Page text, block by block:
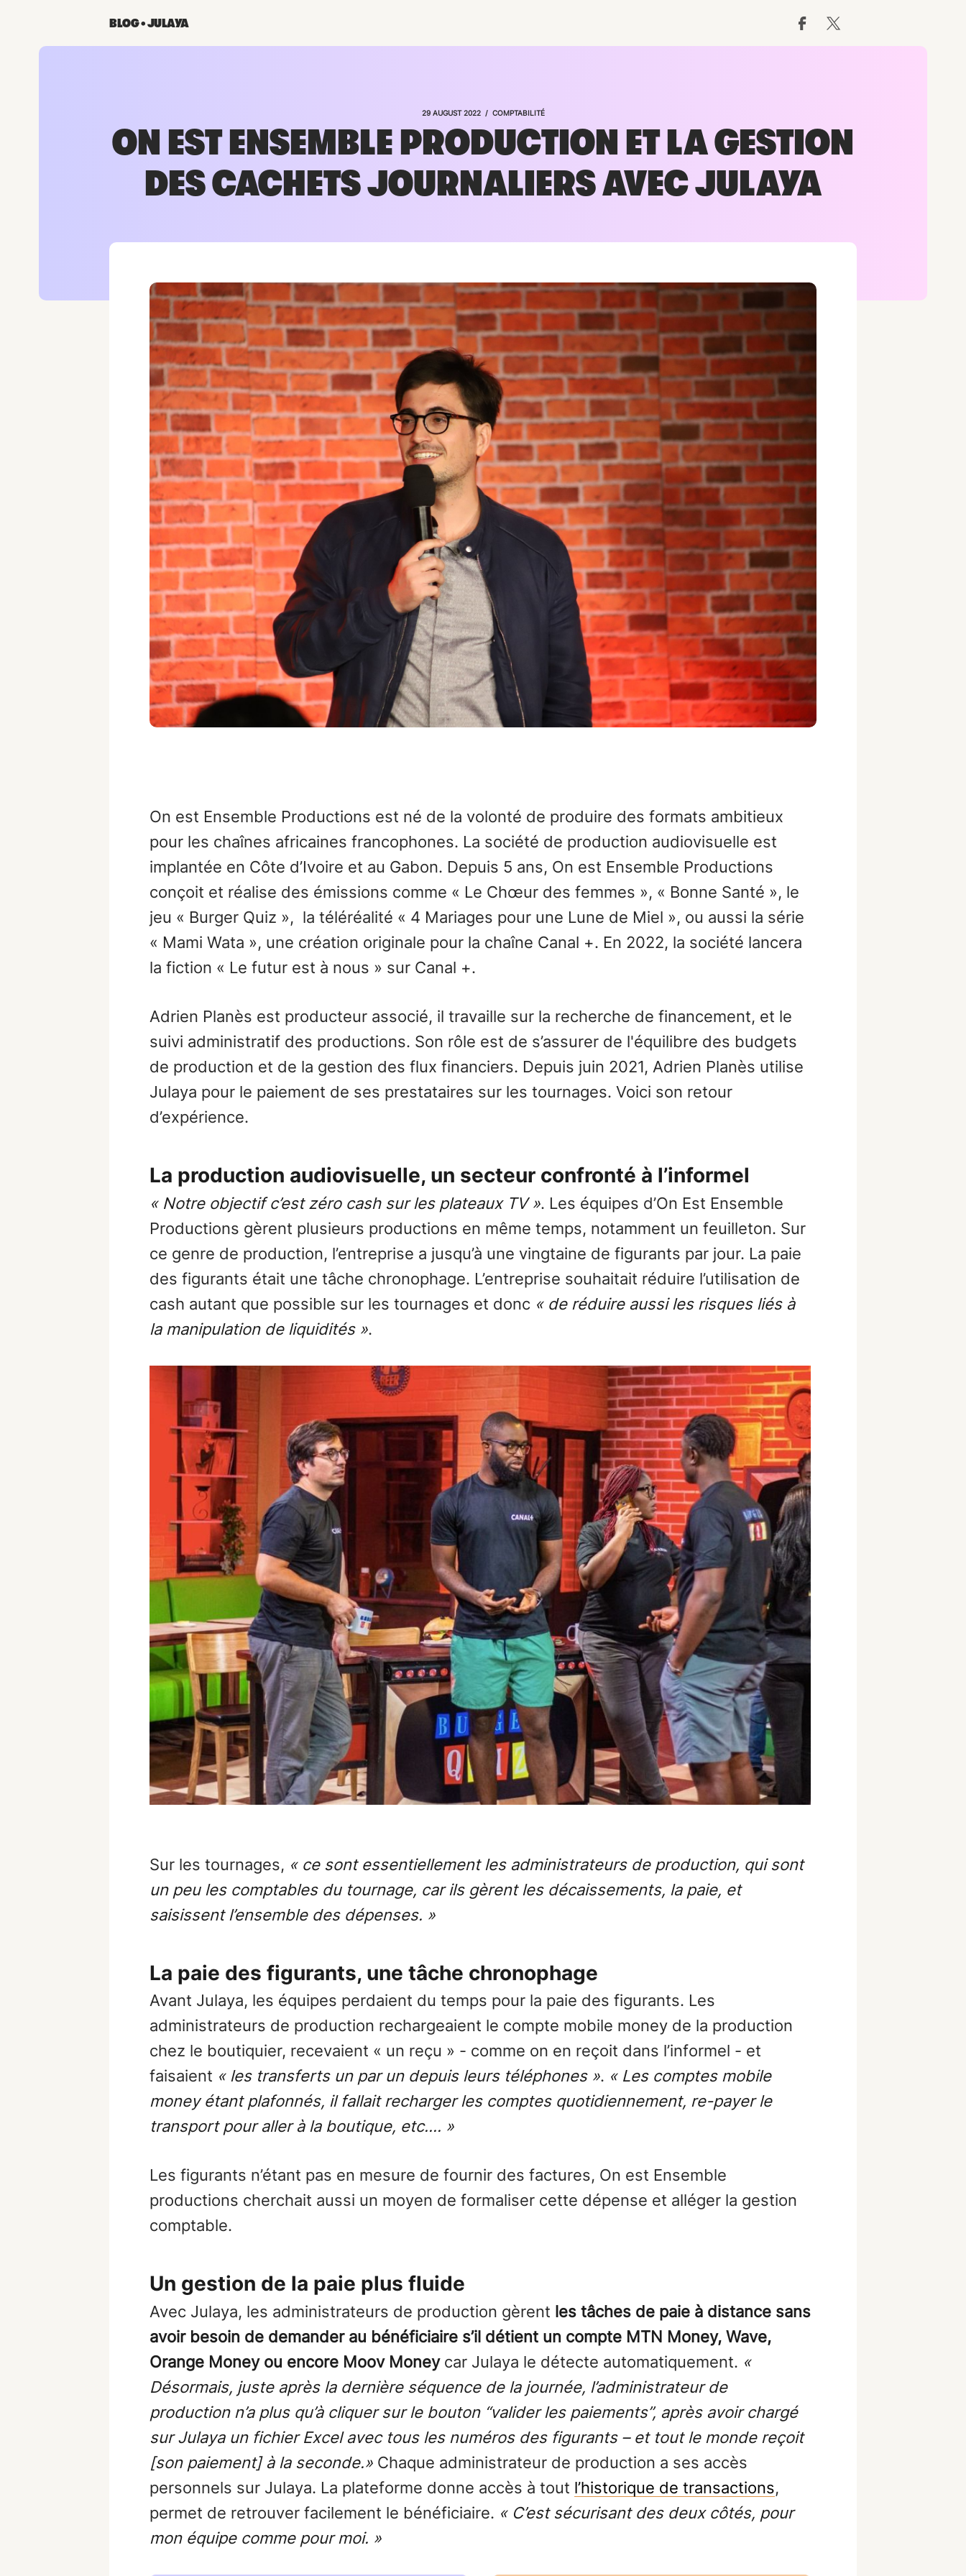
BLOG • JULAYA
29 AUGUST 2022 / COMPTABILITÉ
ON EST ENSEMBLE PRODUCTION ET LA GESTION
DES CACHETS JOURNALIERS AVEC JULAYA
On est Ensemble Productions est né de la volonté de produire des formats ambitieux
pour les chaînes africaines francophones. La société de production audiovisuelle est
implantée en Côte d’Ivoire et au Gabon. Depuis 5 ans, On est Ensemble Productions
conçoit et réalise des émissions comme « Le Chœur des femmes », « Bonne Santé », le
jeu « Burger Quiz », la téléréalité « 4 Mariages pour une Lune de Miel », ou aussi la série
« Mami Wata », une création originale pour la chaîne Canal +. En 2022, la société lancera
la fiction « Le futur est à nous » sur Canal +.
Adrien Planès est producteur associé, il travaille sur la recherche de financement, et le
suivi administratif des productions. Son rôle est de s’assurer de l'équilibre des budgets
de production et de la gestion des flux financiers. Depuis juin 2021, Adrien Planès utilise
Julaya pour le paiement de ses prestataires sur les tournages. Voici son retour
d’expérience.
La production audiovisuelle, un secteur confronté à l’informel
« Notre objectif c’est zéro cash sur les plateaux TV ». Les équipes d’On Est Ensemble
Productions gèrent plusieurs productions en même temps, notamment un feuilleton. Sur
ce genre de production, l’entreprise a jusqu’à une vingtaine de figurants par jour. La paie
des figurants était une tâche chronophage. L’entreprise souhaitait réduire l’utilisation de
cash autant que possible sur les tournages et donc « de réduire aussi les risques liés à
la manipulation de liquidités ».
Sur les tournages, « ce sont essentiellement les administrateurs de production, qui sont
un peu les comptables du tournage, car ils gèrent les décaissements, la paie, et
saisissent l’ensemble des dépenses. »
La paie des figurants, une tâche chronophage
Avant Julaya, les équipes perdaient du temps pour la paie des figurants. Les
administrateurs de production rechargeaient le compte mobile money de la production
chez le boutiquier, recevaient « un reçu » - comme on en reçoit dans l’informel - et
faisaient « les transferts un par un depuis leurs téléphones ». « Les comptes mobile
money étant plafonnés, il fallait recharger les comptes quotidiennement, re-payer le
transport pour aller à la boutique, etc…. »
Les figurants n’étant pas en mesure de fournir des factures, On est Ensemble
productions cherchait aussi un moyen de formaliser cette dépense et alléger la gestion
comptable.
Un gestion de la paie plus fluide
Avec Julaya, les administrateurs de production gèrent les tâches de paie à distance sans
avoir besoin de demander au bénéficiaire s’il détient un compte MTN Money, Wave,
Orange Money ou encore Moov Moneycar Julaya le détecte automatiquement. «
Désormais, juste après la dernière séquence de la journée, l’administrateur de
production n’a plus qu’à cliquer sur le bouton “valider les paiements”, après avoir chargé
sur Julaya un fichier Excel avec tous les numéros des figurants – et tout le monde reçoit
[son paiement] à la seconde.» Chaque administrateur de production a ses accès
personnels sur Julaya. La plateforme donne accès à tout l’historique de transactions,
permet de retrouver facilement le bénéficiaire. « C’est sécurisant des deux côtés, pour
mon équipe comme pour moi. »